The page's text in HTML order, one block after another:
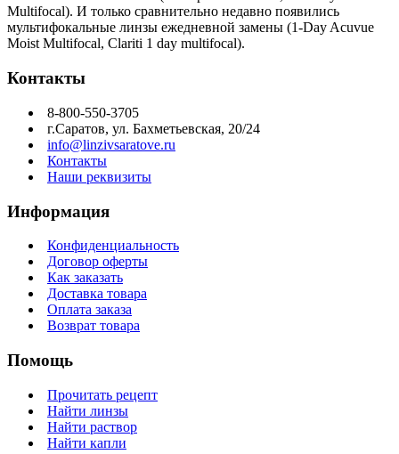
Multifocal). И только сравнительно недавно появились
мультифокальные линзы ежедневной замены (1-Day Acuvue
Moist Multifocal, Clariti 1 day multifocal).
Контакты
8-800-550-3705
г.Саратов, ул. Бахметьевская, 20/24
info@linzivsaratove.ru
Контакты
Наши реквизиты
Информация
Конфиденциальность
Договор оферты
Как заказать
Доставка товара
Оплата заказа
Возврат товара
Помощь
Прочитать рецепт
Найти линзы
Найти раствор
Найти капли